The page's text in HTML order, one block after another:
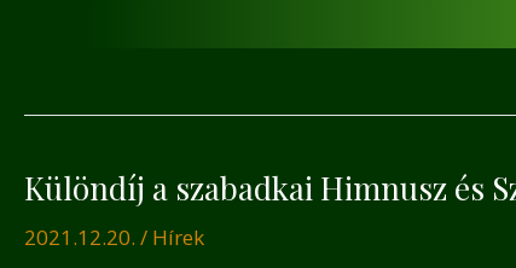
Különdíj a szabadkai Himnusz és
2021.12.20. / Hírek
Különdíj